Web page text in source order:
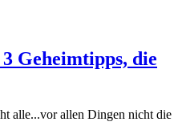
Geheimtipps, die
alle...vor allen Dingen nicht die